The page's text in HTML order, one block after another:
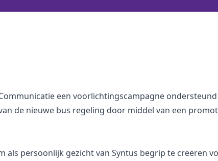
een voorlichtingscampagne
de nieuwe bus regeling door middel van een
persoonlijk gezicht van Syntus begrip te creëren